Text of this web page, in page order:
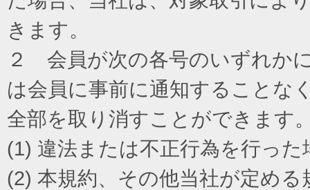
きます。
２ 会員が次の各号のいずれか
は会員に事前に通知することな
全部を取り消すことができます
(1) 違法または不正行為を行った
(2) 本規約、その他当社が定め